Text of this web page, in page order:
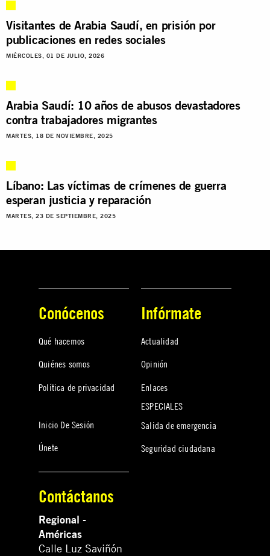
Visitantes de Arabia Saudí, en prisión por
publicaciones en redes sociales
MIÉRCOLES, 01 DE JULIO, 2026
Arabia Saudí: 10 años de abusos devastadores
contra trabajadores migrantes
MARTES, 18 DE NOVIEMBRE, 2025
Líbano: Las víctimas de crímenes de guerra
esperan justicia y reparación
MARTES, 23 DE SEPTIEMBRE, 2025
Conócenos
Qué hacemos
Quiénes somos
Política de privacidad
Inicio De Sesión
Únete
Infórmate
Actualidad
Opinión
Enlaces
ESPECIALES
Salida de emergencia
Seguridad ciudadana
Contáctanos
Regional -
Américas
Calle Luz Saviñón